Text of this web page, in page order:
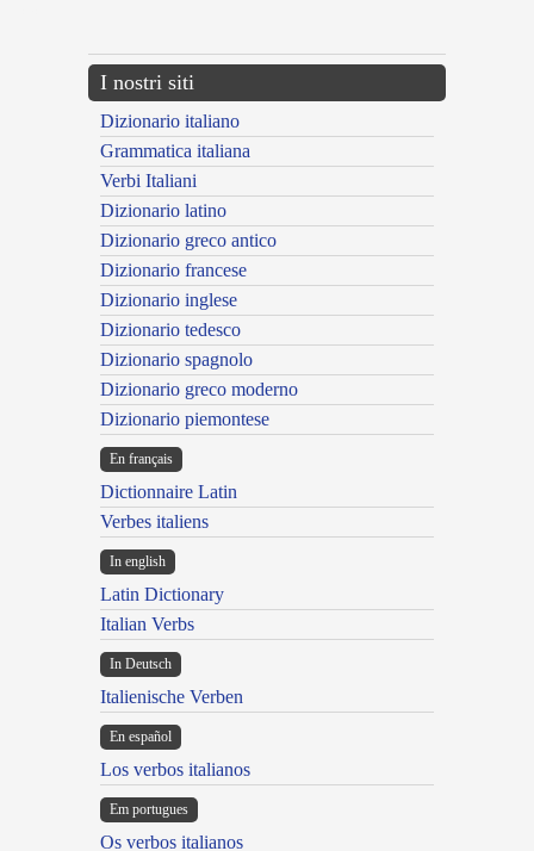
I nostri siti
Dizionario italiano
Grammatica italiana
Verbi Italiani
Dizionario latino
Dizionario greco antico
Dizionario francese
Dizionario inglese
Dizionario tedesco
Dizionario spagnolo
Dizionario greco moderno
Dizionario piemontese
En français
Dictionnaire Latin
Verbes italiens
In english
Latin Dictionary
Italian Verbs
In Deutsch
Italienische Verben
En español
Los verbos italianos
Em portugues
Os verbos italianos